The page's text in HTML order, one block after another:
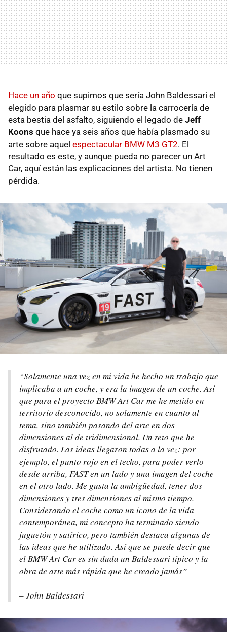
Hace un año que supimos que sería John Baldessari el
elegido para plasmar su estilo sobre la carrocería de
esta bestia del asfalto, siguiendo el legado de Jeff
Koons que hace ya seis años que había plasmado su
arte sobre aquel espectacular BMW M3 GT2. El
resultado es este, y aunque pueda no parecer un Art
Car, aquí están las explicaciones del artista. No tienen
pérdida.
“Solamente una vez en mi vida he hecho un trabajo que
implicaba a un coche, y era la imagen de un coche. Así
que para el proyecto BMW Art Car me he metido en
territorio desconocido, no solamente en cuanto al
tema, sino también pasando del arte en dos
dimensiones al de tridimensional. Un reto que he
disfrutado. Las ideas llegaron todas a la vez: por
ejemplo, el punto rojo en el techo, para poder verlo
desde arriba, FAST en un lado y una imagen del coche
en el otro lado. Me gusta la ambigüedad, tener dos
dimensiones y tres dimensiones al mismo tiempo.
Considerando el coche como un icono de la vida
contemporánea, mi concepto ha terminado siendo
juguetón y satírico, pero también destaca algunas de
las ideas que he utilizado. Así que se puede decir que
el BMW Art Car es sin duda un Baldessari típico y la
obra de arte más rápida que he creado jamás”
– John Baldessari